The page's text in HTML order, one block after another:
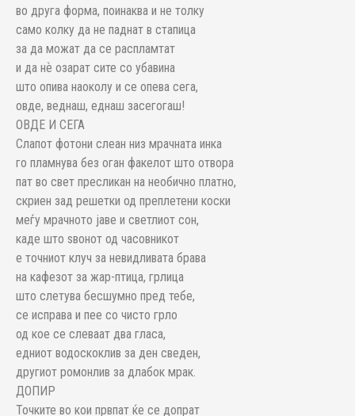
во друга форма, поинаква и не толку
само колку да не паднат в стапица
за да можат да се распламтат
и да нѐ озарат сите со убавина
што опива наоколу и се опева сега,
овде, веднаш, еднаш засегогаш!
ОВДЕ И СЕГА
Слапот фотони слеан низ мрачната инка
го пламнува без оган факелот што отвора
пат во свет пресликан на необично платно,
скриен зад решетки од преплетени коски
меѓу мрачното јаве и светлиот сон,
каде што ѕвонот од часовникот
е точниот клуч за невидливата брава
на кафезот за жар-птица, грлица
што слетува бесшумно пред тебе,
се исправа и пее со чисто грло
од кое се слеваат два гласа,
едниот водоскоклив за ден сведен,
другиот ромонлив за длабок мрак.
ДОПИР
Точките во кои првпат ќе се допрат